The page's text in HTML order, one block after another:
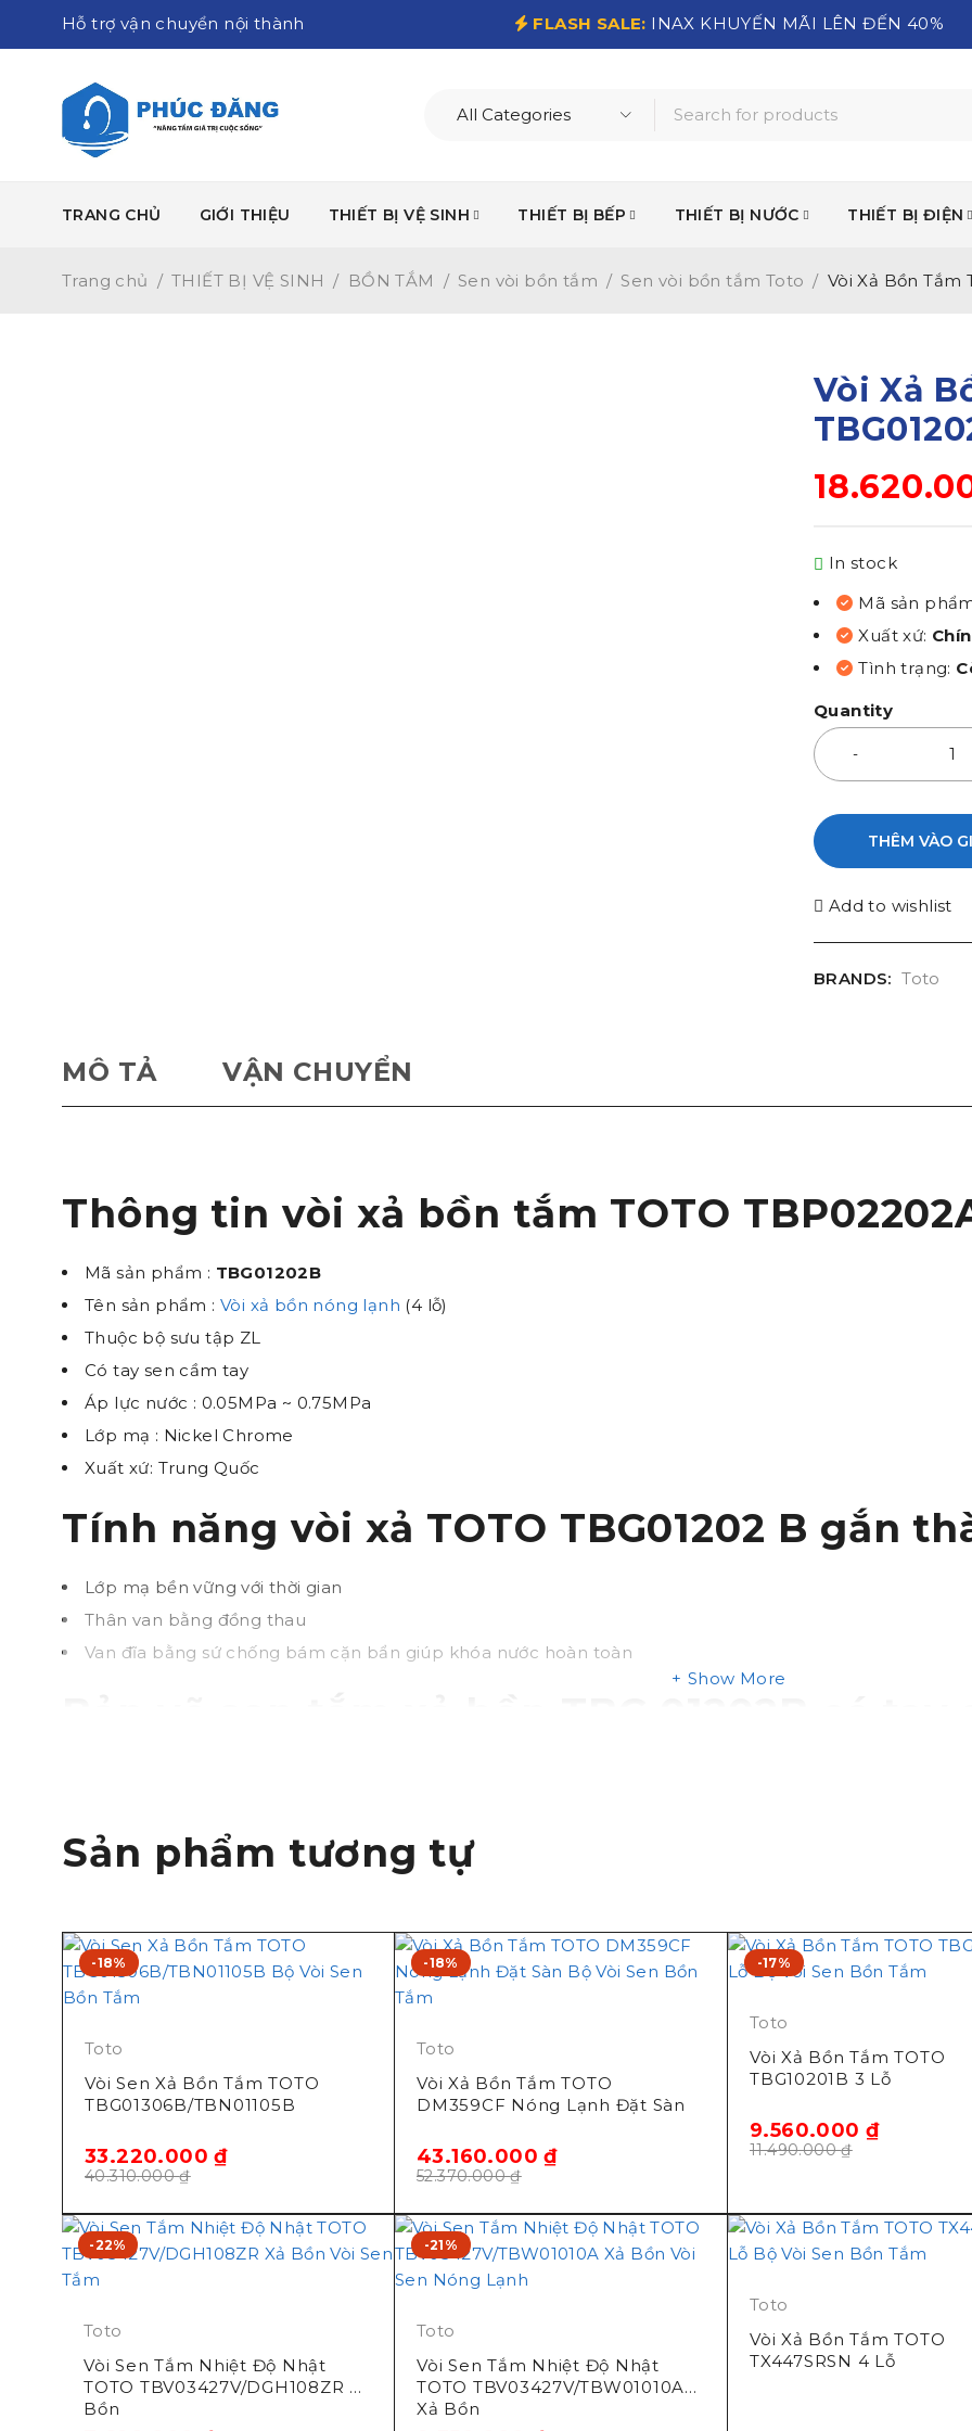
Hỗ trợ vận chuyển nội thành FLASH SALE: INAX KHUYẾN MÃI LÊN ĐẾN 40%
TRANG CHỦ GIỚI THIỆU THIẾT BỊ VỆ SINH THIẾT BỊ BẾP THIẾT BỊ NƯỚC THIẾT BỊ ĐIỆN
Trang chủ / THIẾT BỊ VỆ SINH / BỒN TẮM / Sen vòi bồn tắm / Sen vòi bồn tắm Toto / Vòi Xả Bồn Tắm
Vòi Xả
In stock
Mã sản
Xuất xứ:
Tình trạng:
Quantity
THÊM VÀO
Add to wishlist
BRANDS: Toto
MÔ TẢ VẬN CHUYỂN
Thông tin vòi xả bồn tắm TOTO
Mã sản phẩm : TBG01202B
Tên sản phẩm : Vòi xả bồn nóng lạnh (4 lỗ)
Thuộc bộ sưu tập ZL
Có tay sen cầm tay
Áp lực nước : 0.05MPa ~ 0.75MPa
Lớp mạ : Nickel Chrome
Xuất xứ: Trung Quốc
Tính năng vòi xả TOTO TBG01202 B gắn
Lớp mạ bền vững với thời gian
Thân van bằng đồng thau
Van đĩa bằng sứ chống bám cặn bẩn giúp khóa nước hoàn toàn
Show More
Sản phẩm tương tự
-18%
Toto
Vòi Sen Xả Bồn Tắm TOTO
TBG01306B/TBN01105B
40.310.000₫
33.220.000₫
-18%
Toto
Vòi Xả Bồn Tắm TOTO
DM359CF Nóng Lạnh Đặt Sàn
52.370.000₫
43.160.000₫
-17%
Toto
Vòi Xả Bồn Tắm TOTO
TBG10201B 3 Lỗ
11.490.000₫
9.560.000₫
-22%
Toto
Vòi Sen Tắm Nhiệt Độ Nhật
TOTO TBV03427V/DGH108ZR Xả
Bồn
-21%
Toto
Vòi Sen Tắm Nhiệt Độ Nhật
TOTO TBV03427V/TBW01010A
Xả Bồn
Toto
Vòi Xả Bồn Tắm TOTO
TX447SRSN 4 Lỗ